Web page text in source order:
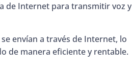
de Internet para transmitir voz y
envían a través de Internet, lo
de manera eficiente y rentable.